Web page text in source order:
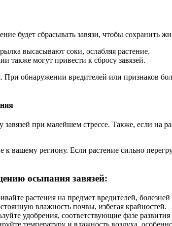
будет сбрасывать завязи, чтобы сохранить
высасывают соки, ослабляя растение.
также могут привести к сбросу завязей.
При обнаружении вредителей или признаков
при малейшем стрессе. Также, если на
к вашему региону. Если растение сильно
осыпания завязей:
растения на предмет вредителей, болезней
влажность почвы, избегая крайностей.
удобрения, соответствующие фазе развития
температуру и влажность воздуха,